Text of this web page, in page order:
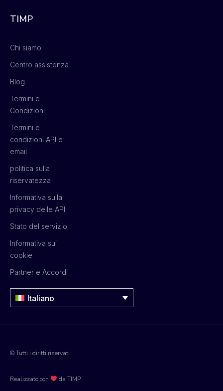
TIMP
Chi siamo
Centro assistenza
Blog
Termini e
Condizioni
Termini e
condizioni API e
email
politica sulla
riservatezza
Informativa sulla
privacy delle API
Stato del servizio
Informativa sui
cookie
Partner e Accordi
Italiano
© Tutti i diritti riservati
Realizzato con da TIMP